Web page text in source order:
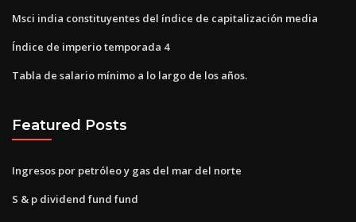
Msci india constituyentes del índice de capitalización media
Índice de imperio temporada 4
Tabla de salario mínimo a lo largo de los años.
Featured Posts
Ingresos por petróleo y gas del mar del norte
S & p dividend fund fund